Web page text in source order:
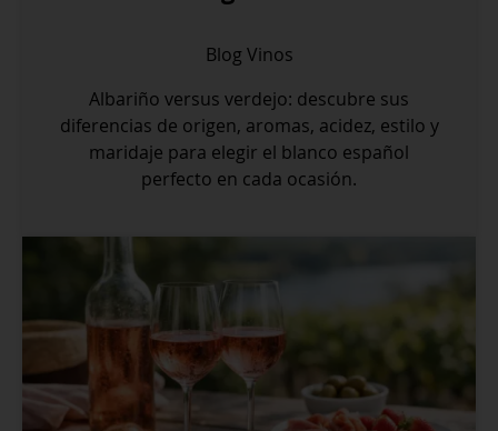
Blog Vinos
Albariño versus verdejo: descubre sus
diferencias de origen, aromas, acidez, estilo y
maridaje para elegir el blanco español
perfecto en cada ocasión.